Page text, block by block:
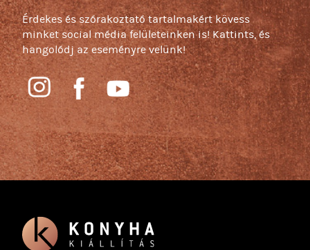
Érdekes és szórakoztató tartalmakért kövess
minket social média felületeinken is! Kattints, és
hangolódj az eseményre velünk!